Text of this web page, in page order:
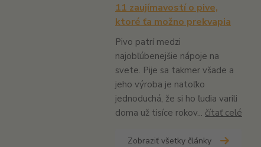
11 zaujímavostí o pive,
ktoré ťa možno prekvapia
Pivo patrí medzi
najobľúbenejšie nápoje na
svete. Pije sa takmer všade a
jeho výroba je natoľko
jednoduchá, že si ho ľudia varili
doma už tisíce rokov... čítať celé
Zobraziť všetky články